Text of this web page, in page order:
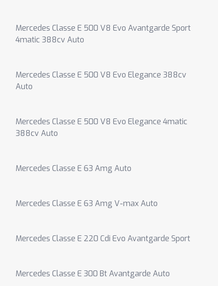
Mercedes Classe E 500 V8 Evo Avantgarde Sport
4matic 388cv Auto
Mercedes Classe E 500 V8 Evo Elegance 388cv
Auto
Mercedes Classe E 500 V8 Evo Elegance 4matic
388cv Auto
Mercedes Classe E 63 Amg Auto
Mercedes Classe E 63 Amg V-max Auto
Mercedes Classe E 220 Cdi Evo Avantgarde Sport
Mercedes Classe E 300 Bt Avantgarde Auto